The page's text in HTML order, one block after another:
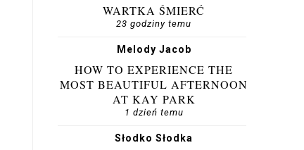
WARTKA ŚMIERĆ
23 godziny temu
Melody Jacob
HOW TO EXPERIENCE THE
MOST BEAUTIFUL AFTERNOON
AT KAY PARK
1 dzień temu
Słodko Słodka